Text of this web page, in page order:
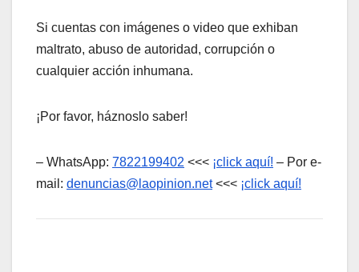
Si cuentas con imágenes o video que exhiban
maltrato, abuso de autoridad, corrupción o
cualquier acción inhumana.
¡Por favor, háznoslo saber!
– WhatsApp: 7822199402 <<< ¡click aquí! – Por e-
mail: denuncias@laopinion.net<<< ¡click aquí!